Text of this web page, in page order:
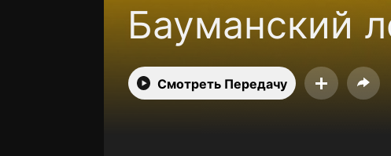
Бауманский
Смотреть Передачу